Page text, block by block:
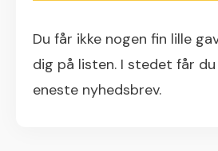
Du får ikke nogen fin lille
dig på listen. I stedet får
eneste nyhedsbrev.